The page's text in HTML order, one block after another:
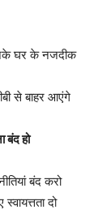
घर के नजदीक
से बाहर आएंगे
बंद हो
बंद करो
दो